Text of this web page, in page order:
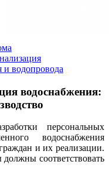
водопровода
водоснабжения:
персональных
водоснабжения
и их реализации.
соответствовать